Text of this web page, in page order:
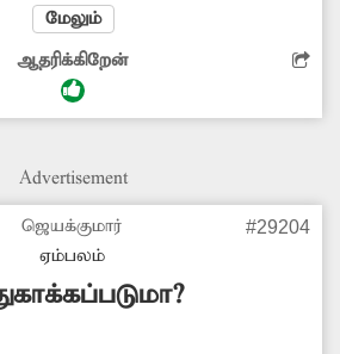
அதிகரித்துள்ளது.
நோய் பரவும் அபாயம்
கிராமங்களிலும் கொசு
மேலும்
ஆதரிக்கிறேன்
Advertisement
ஜெயக்குமார்
ஏம்பலம்
#29204